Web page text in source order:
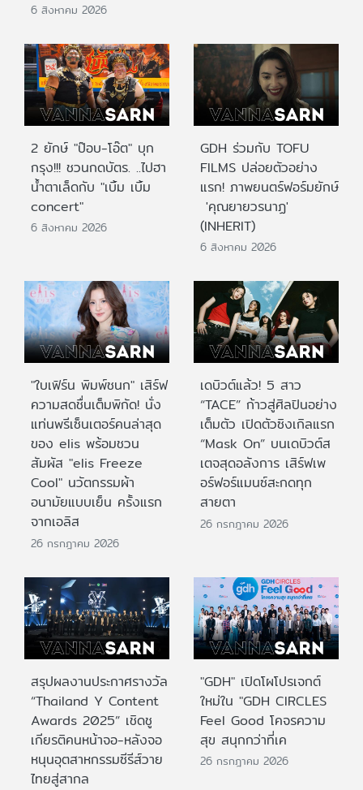
6 สิงหาคม 2026
2 ยักษ์ "ป๊อบ-โอ๊ต" บุก
กรุง!!! ชวนกดบัตร. ..ไปฮา
น้ำตาเล็ดกับ "เบิ้ม เบิ้ม
concert"
6 สิงหาคม 2026
GDH ร่วมกับ TOFU
FILMS ปล่อยตัวอย่าง
แรก! ภาพยนตร์ฟอร์มยักษ์
'คุณยายวรนาฏ'
(INHERIT)
6 สิงหาคม 2026
"ใบเฟิร์น พิมพ์ชนก" เสิร์ฟ
ความสดชื่นเต็มพิกัด! นั่ง
แท่นพรีเซ็นเตอร์คนล่าสุด
ของ elis พร้อมชวน
สัมผัส "elis Freeze
Cool" นวัตกรรมผ้า
อนามัยแบบเย็น ครั้งแรก
จากเอลิส
26 กรกฎาคม 2026
เดบิวต์แล้ว! 5 สาว
“TACE” ก้าวสู่ศิลปินอย่าง
เต็มตัว เปิดตัวซิงเกิลแรก
“Mask On” บนเดบิวต์ส
เตจสุดอลังการ เสิร์ฟเพ
อร์ฟอร์แมนซ์สะกดทุก
สายตา
26 กรกฎาคม 2026
สรุปผลงานประกาศรางวัล
“Thailand Y Content
Awards 2025” เชิดชู
เกียรติคนหน้าจอ-หลังจอ
หนุนอุตสาหกรรมซีรีส์วาย
ไทยสู่สากล
"GDH" เปิดโผโปรเจกต์
ใหม่ใน "GDH CIRCLES
Feel Good โคจรความ
สุข สนุกกว่าที่เค
26 กรกฎาคม 2026